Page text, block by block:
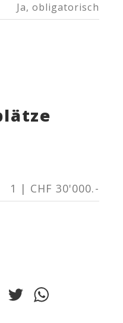
Ja, obligatorisch
1 | CHF 30'000.-